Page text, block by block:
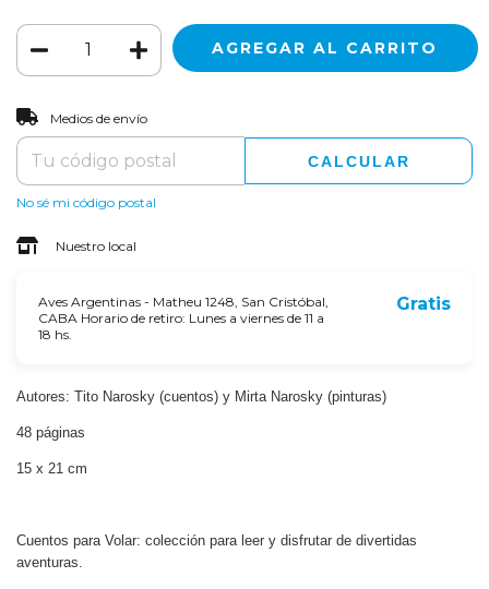
Entregas para el CP:
Medios de envío
CALCULAR
No sé mi código postal
Nuestro local
Aves Argentinas - Matheu 1248, San Cristóbal,
CABA Horario de retiro: Lunes a viernes de 11 a
18 hs.
Gratis
Autores: Tito Narosky (cuentos) y Mirta Narosky (pinturas)
48 páginas
15 x 21 cm
Cuentos para Volar: colección para leer y disfrutar de divertidas
aventuras.